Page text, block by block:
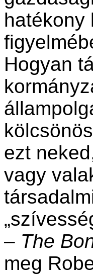
hatékony
Hogyan
ezt
vagy
– The
meg